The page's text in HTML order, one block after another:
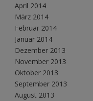
April 2014
März 2014
Februar 2014
Januar 2014
Dezember 2013
November 2013
Oktober 2013
September 2013
August 2013